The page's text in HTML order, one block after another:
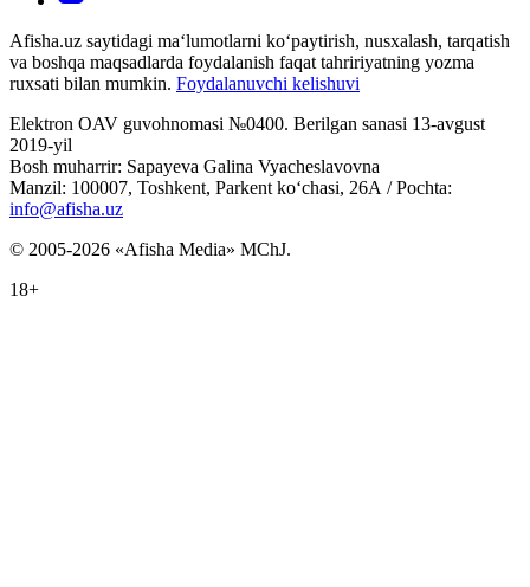
Afisha.uz saytidagi ma‘lumotlarni ko‘paytirish, nusxalash, tarqatish
va boshqa maqsadlarda foydalanish faqat tahririyatning yozma
ruxsati bilan mumkin. Foydalanuvchi kelishuvi
Elektron OAV guvohnomasi №0400. Berilgan sanasi 13-avgust
2019-yil
Bosh muharrir: Sapayeva Galina Vyacheslavovna
Manzil: 100007, Toshkent, Parkent ko‘chasi, 26А / Pochta:
info@afisha.uz
© 2005-2026 «Afisha Media» MChJ.
18+